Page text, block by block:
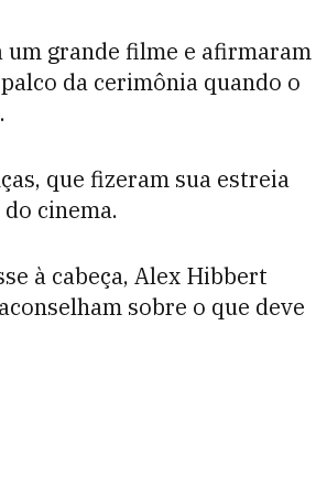
grande filme e afirmaram
da cerimônia quando o
que fizeram sua estreia
cinema.
à cabeça, Alex Hibbert
sobre o que deve